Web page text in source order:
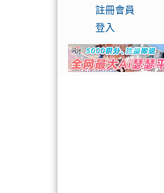
註冊會員
登入